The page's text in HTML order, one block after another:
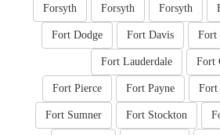
Forsyth
Forsyth
Forsyth
Fort
Fort Davis
Fort Dodge
Fort
Fort Lauderdale
Fort
Fort Payne
Fort Pierce
Fort Stockton
Fort Sumner